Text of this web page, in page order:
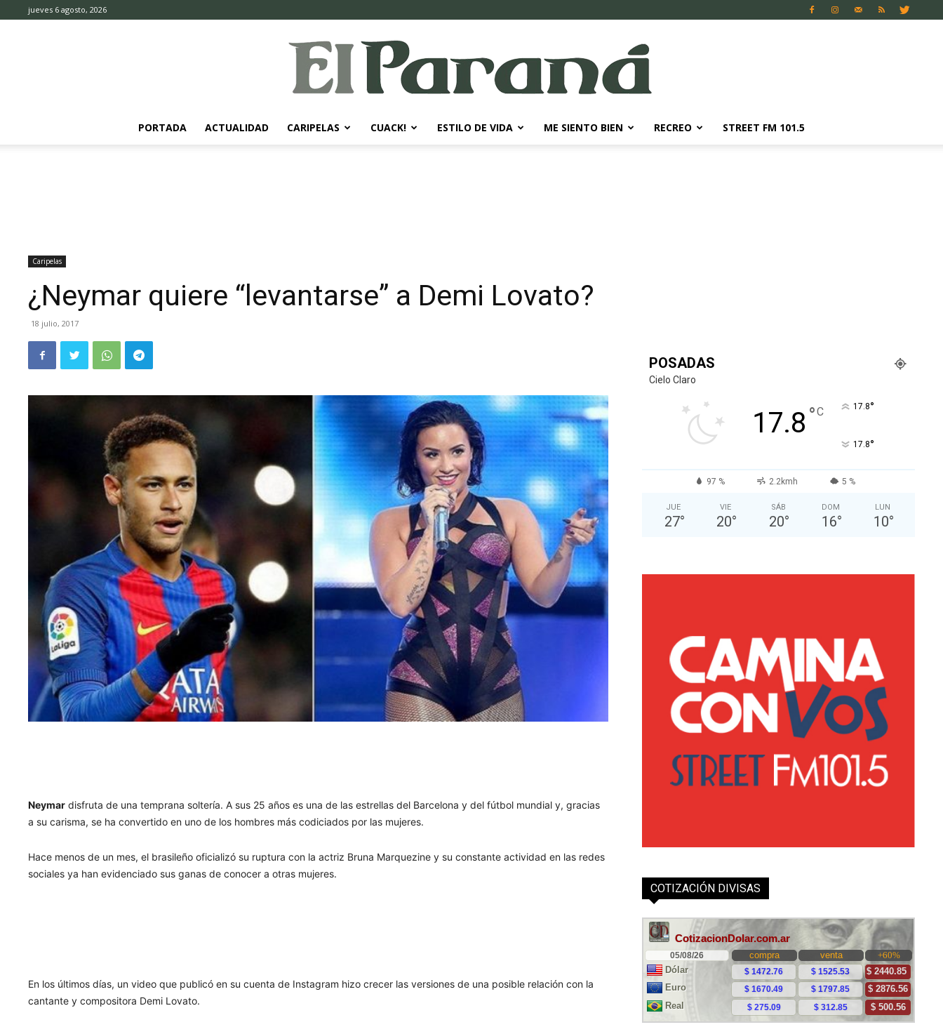
jueves 6 agosto, 2026
PORTADA ACTUALIDAD CARIPELAS CUACK! ESTILO DE VIDA ME SIENTO BIEN RECREO STREET FM 101.5
Caripelas
¿Neymar quiere “levantarse” a Demi Lovato?
18 julio, 2017
Neymar disfruta de una temprana soltería. A sus 25 años es una de las estrellas del Barcelona y del fútbol mundial y, gracias
a su carisma, se ha convertido en uno de los hombres más codiciados por las mujeres.
Hace menos de un mes, el brasileño oficializó su ruptura con la actriz Bruna Marquezine y su constante actividad en las redes
sociales ya han evidenciado sus ganas de conocer a otras mujeres.
En los últimos días, un video que publicó en su cuenta de Instagram hizo crecer las versiones de una posible relación con la
cantante y compositora Demi Lovato.
POSADAS
Cielo Claro
17.8 °C 17.8°
17.8°
97 % 2.2kmh 5 %
JUE
27°
VIE
20°
SÁB
20°
DOM
16°
LUN
10°
COTIZACIÓN DIVISAS